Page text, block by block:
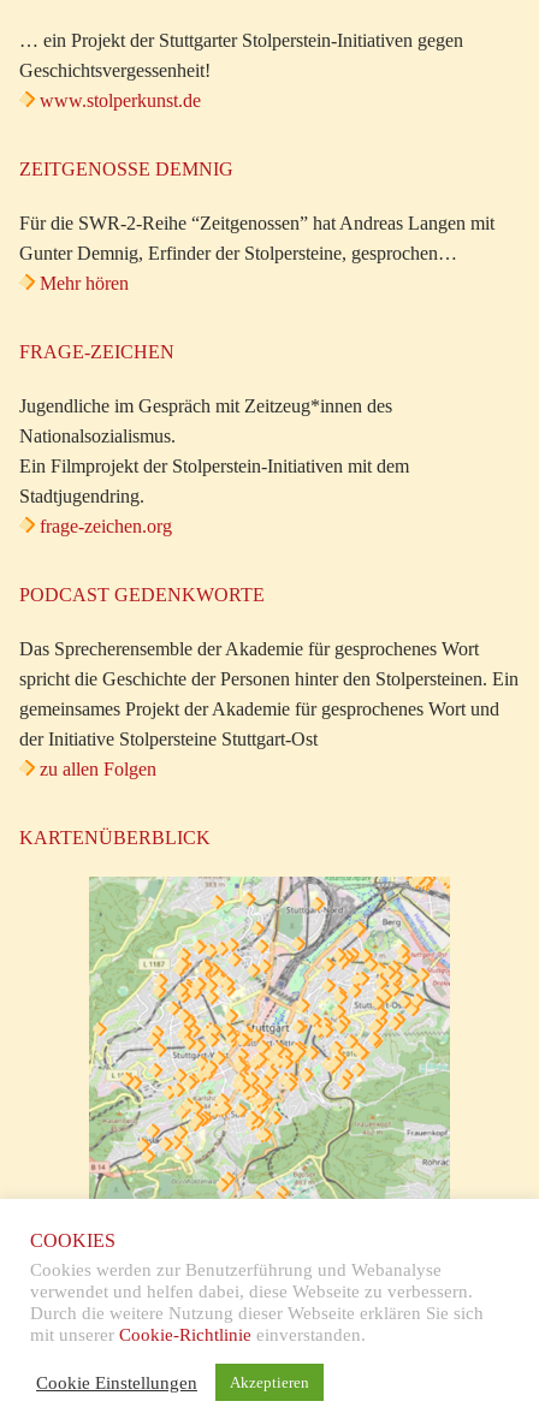
… ein Projekt der Stuttgarter Stolperstein-Initiativen gegen
Geschichtsvergessenheit!
www.stolperkunst.de
ZEITGENOSSE DEMNIG
Für die SWR-2-Reihe “Zeitgenossen” hat Andreas Langen mit
Gunter Demnig, Erfinder der Stolpersteine, gesprochen…
Mehr hören
FRAGE-ZEICHEN
Jugendliche im Gespräch mit Zeitzeug*innen des
Nationalsozialismus.
Ein Filmprojekt der Stolperstein-Initiativen mit dem
Stadtjugendring.
frage-zeichen.org
PODCAST GEDENKWORTE
Das Sprecherensemble der Akademie für gesprochenes Wort
spricht die Geschichte der Personen hinter den Stolpersteinen. Ein
gemeinsames Projekt der Akademie für gesprochenes Wort und
der Initiative Stolpersteine Stuttgart-Ost
zu allen Folgen
KARTENÜBERBLICK
Impressum & Datenschutz
Copyright © 2026 Stolpersteine Stuttgart
COOKIES
Cookies werden zur Benutzerführung und Webanalyse
verwendet und helfen dabei, diese Webseite zu verbessern.
Durch die weitere Nutzung dieser Webseite erklären Sie sich
mit unserer Cookie-Richtlinie einverstanden.
Cookie Einstellungen Akzeptieren